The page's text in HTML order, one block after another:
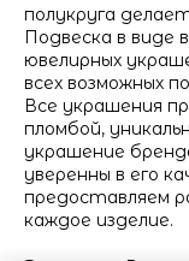
полукруга
Подвеска в виде
ювелирных
всех возможных
Все украшения
пломбой,
украшение
уверенны в его
предоставляем
каждое изделие.